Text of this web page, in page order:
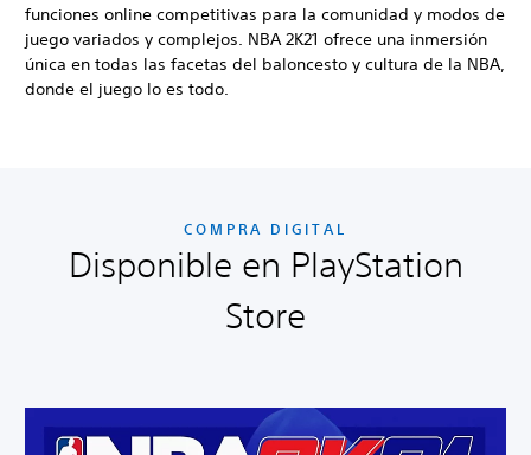
funciones online competitivas para la comunidad y modos de
juego variados y complejos. NBA 2K21 ofrece una inmersión
única en todas las facetas del baloncesto y cultura de la NBA,
donde el juego lo es todo.
COMPRA DIGITAL
Disponible en PlayStation
Store